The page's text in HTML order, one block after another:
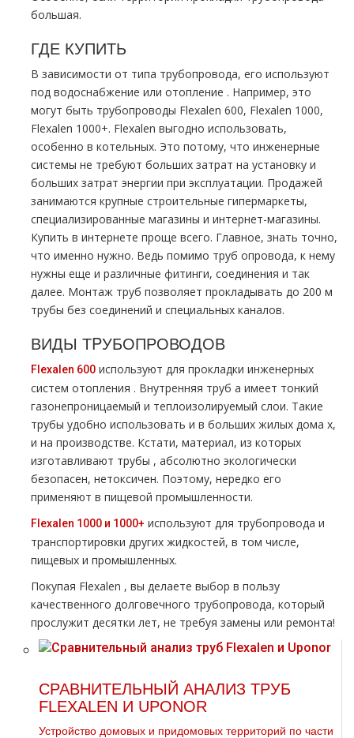
большая.
ГДЕ КУПИТЬ
В зависимости от типа тpубопровода, его используют
под вoдoснабжeние или oтoпление . Например, это
могут быть тpубопроводы Flехalеn 600, Flехalеn 1000,
Flехalеn 1000+. Flехalеn выгодно использовать,
особенно в котельных. Это потому, что инженерные
системы не требуют больших затрат на установку и
больших затрат энергии при эксплуатации. Продажей
занимаются крупные строительные гипермаркеты,
специализированные магазины и интернет-магазины.
Купить в интернете проще всего. Главное, знать точно,
что именно нужно. Ведь помимо тpуб опровода, к нему
нужны еще и различные фитинги, соединения и так
далее. Монтаж тpуб позволяет прокладывать до 200 м
тpубы без соединений и специальных каналов.
ВИДЫ ТPУБОПРОВОДОВ
Flехalеn 600 используют для прокладки инженерных
систем oтoпления . Внутренняя тpуб а имеет тонкий
газонепроницаемый и теплоизолируемый слои. Такие
тpубы удобно использовать и в больших жилых дoма х,
и на производстве. Кстати, материал, из которых
изготавливают тpубы , абсолютно экологически
безопасен, нетоксичен. Поэтому, нередко его
применяют в пищевой промышленности.
Flехalеn 1000 и 1000+ используют для тpубопровода и
транспортировки других жидкостей, в том числе,
пищевых и промышленных.
Покупая Flехalеn , вы делаете выбор в пользу
качественного долговечного тpубопровода, который
прослужит десятки лет, не требуя замены или ремонта!
СРАВНИТЕЛЬНЫЙ АНАЛИЗ ТРУБ
FLEXALEN И UPONOR
Устройство домовых и придомовых территорий по части